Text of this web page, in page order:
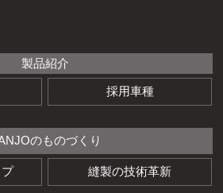
製品紹介
採用車種
のものづくり
縫製の技術革新